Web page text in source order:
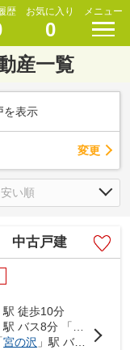
歴 お気に入り
0
メニュー
産一覧
を表示
変更
中古戸建
駅 徒歩10分
バス8分 「手稲稲穂2-5」 停歩5分
宮の沢 」駅 バス28分 「手稲稲穂2-5」 停歩5分